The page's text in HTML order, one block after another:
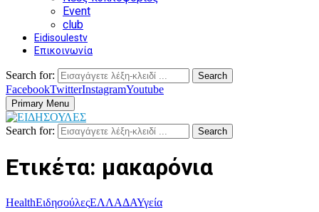
Event
club
Eidisoulestv
Επικοινωνία
Search for: Search
FacebookTwitterInstagramYoutube
Primary Menu
Search for: Search
Ετικέτα: μακαρόνια
HealthΕιδησούλεςΕΛΛΑΔΑΥγεία